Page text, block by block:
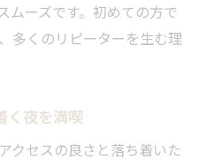
ムーズです。初めての方で
多くのリピーターを生む理
く夜を満喫
クセスの良さと落ち着いた